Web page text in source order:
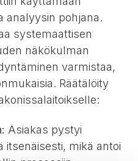
analyysin pohjana.
systemaattisen
näkökulman
varmistaa,
Räätälöity
Asiakas pystyi
itsenäisesti, mikä antoi